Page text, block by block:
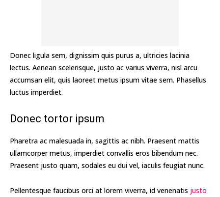
Donec ligula sem, dignissim quis purus a, ultricies lacinia
lectus. Aenean scelerisque, justo ac varius viverra, nisl arcu
accumsan elit, quis laoreet metus ipsum vitae sem. Phasellus
luctus imperdiet.
Donec tortor ipsum
Pharetra ac malesuada in, sagittis ac nibh. Praesent mattis
ullamcorper metus, imperdiet convallis eros bibendum nec.
Praesent justo quam, sodales eu dui vel, iaculis feugiat nunc.
Pellentesque faucibus orci at lorem viverra, id venenatis justo